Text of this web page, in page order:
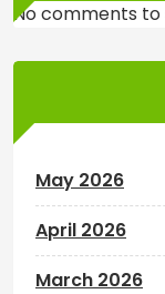
No comments to
May 2026
April 2026
March 2026